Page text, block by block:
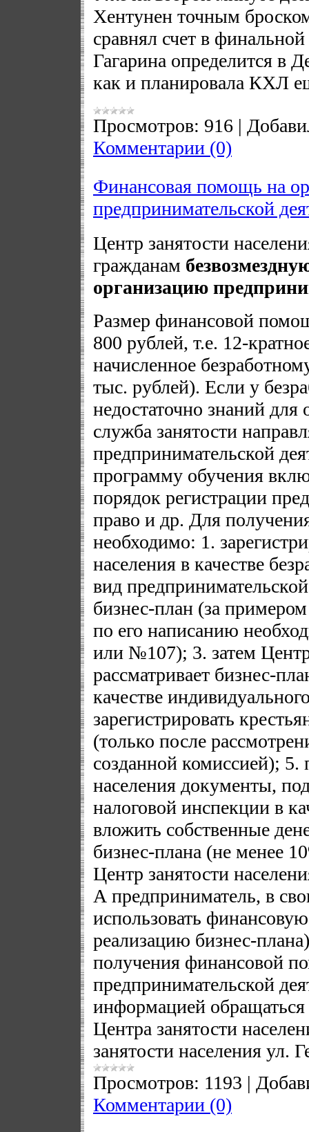
Хентунен точным
сравнял счет в
Гагарина определится в
как и планировала КХЛ
Просмотров: 916 |
Комментарии (0)
Финансовая помощь на
предпринимательской
Центр занятости
гражданам
организацию
Размер финансовой
800 рублей, т.е. 12-
начисленное
тыс. рублей). Если у
недостаточно знаний для
служба занятости
предпринимательской
программу обучения
порядок регистрации
право и др. Для
необходимо: 1.
населения в качестве
вид
бизнес-план (за
по его написанию
или №107); 3. затем
рассматривает бизнес-
качестве
зарегистрировать
(только после
созданной комиссией); 5.
населения документы,
налоговой инспекции в
вложить собственные
бизнес-плана (не менее
Центр занятости
А предприниматель, в
использовать
реализацию бизнес-
получения финансовой
предпринимательской
информацией
Центра занятости
занятости населения ул.
Просмотров: 1193 |
Комментарии (0)